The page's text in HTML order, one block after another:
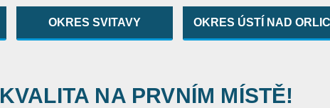
OKRES SVITAVY OKRES ÚSTÍ NAD ORLICÍ
NA PRVNÍM MÍSTĚ!